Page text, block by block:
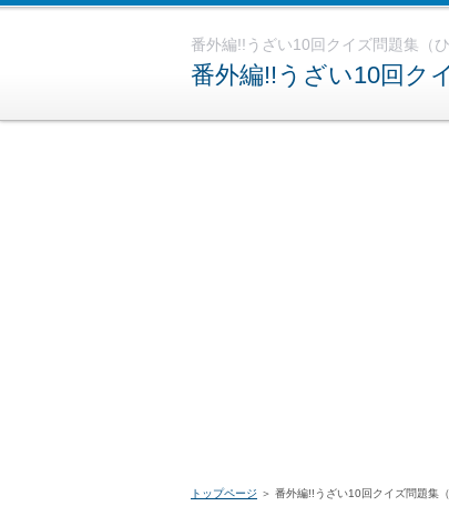
番外編!!うざい10回クイズ問題集（
番外編!!うざい10回ク
トップページ ＞ 番外編!!うざい10回クイズ問題集